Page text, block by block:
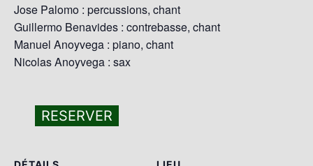
Jose Palomo : percussions, chant
Guillermo Benavides : contrebasse, chant
Manuel Anoyvega : piano, chant
Nicolas Anoyvega : sax
RESERVER